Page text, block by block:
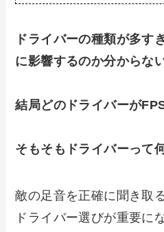
ドライバーの種類が多す
に影響するのか分からな
結局どのドライバーが
そもそもドライバーって
敵の足音を正確に聞き取
ドライバー選びが重要に